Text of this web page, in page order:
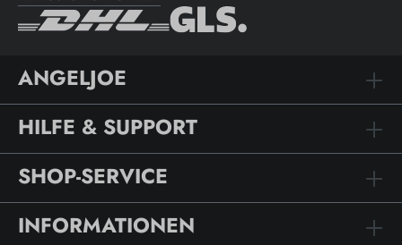
ANGELJOE
HILFE & SUPPORT
SHOP-SERVICE
INFORMATIONEN